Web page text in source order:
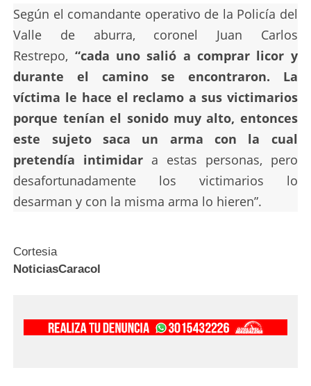
Según el comandante operativo de la Policía del
Valle de aburra, coronel Juan Carlos
Restrepo, “cada uno salió a comprar licor y
durante el camino se encontraron. La
víctima le hace el reclamo a sus victimarios
porque tenían el sonido muy alto, entonces
este sujeto saca un arma con la cual
pretendía intimidar a estas personas, pero
desafortunadamente los victimarios lo
desarman y con la misma arma lo hieren”.
Cortesia
NoticiasCaracol